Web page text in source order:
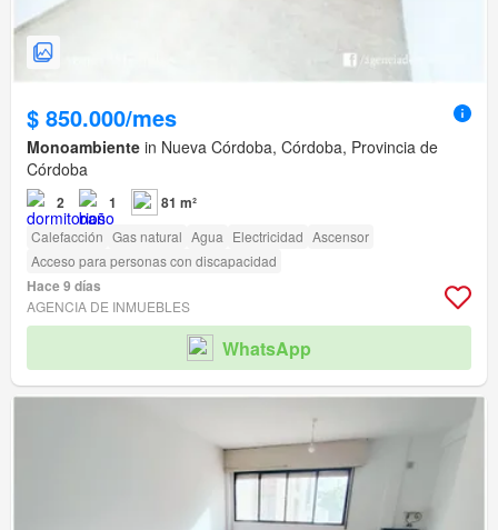
$ 850.000/mes
Monoambiente in Nueva Córdoba, Córdoba, Provincia de
Córdoba
2 1 81 m²
Calefacción Gas natural Agua Electricidad Ascensor
Acceso para personas con discapacidad
Hace 9 días
AGENCIA DE INMUEBLES
WhatsApp